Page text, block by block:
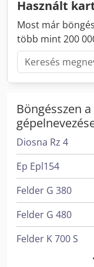
Használt
Most már
több mint 200
Böngésszen
Diosna Rz 4
Ep Epl154
Felder G 380
Felder G 480
Felder K 700 S